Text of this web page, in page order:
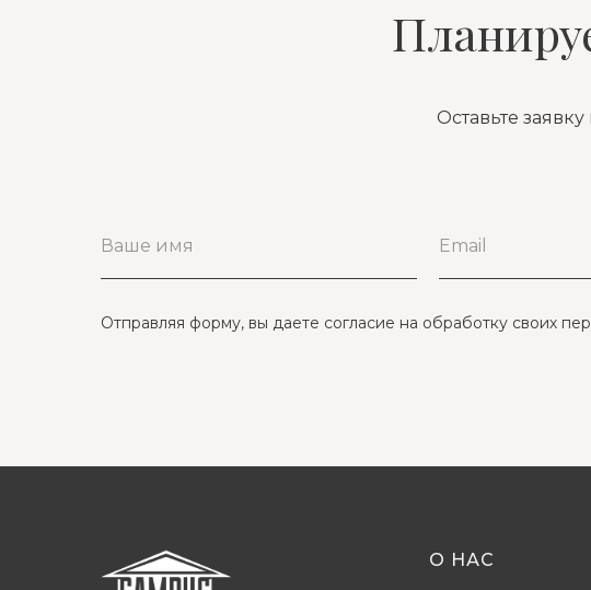
Оставьте
Отправляя форму, вы даете согласие на обработку своих
О НАС